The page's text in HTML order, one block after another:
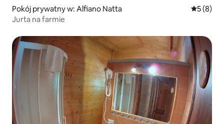
Pokój prywatny w: Alfiano Natta Średnia
5 (8)
Jurta na farmie